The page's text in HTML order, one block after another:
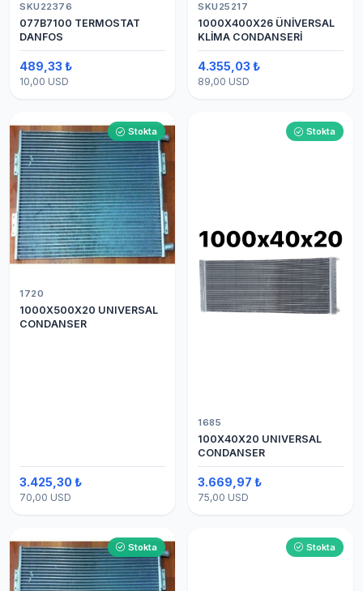
SKU22376
077B7100 TERMOSTAT
DANFOS
489,33 ₺
10,00 USD
SKU25217
1000X400X26 ÜNİVERSAL
KLİMA CONDANSERİ
4.355,03 ₺
89,00 USD
Stokta
1720
1000X500X20 UNIVERSAL
CONDANSER
3.425,30 ₺
70,00 USD
Stokta
1685
100X40X20 UNIVERSAL
CONDANSER
3.669,97 ₺
75,00 USD
Stokta Stokta